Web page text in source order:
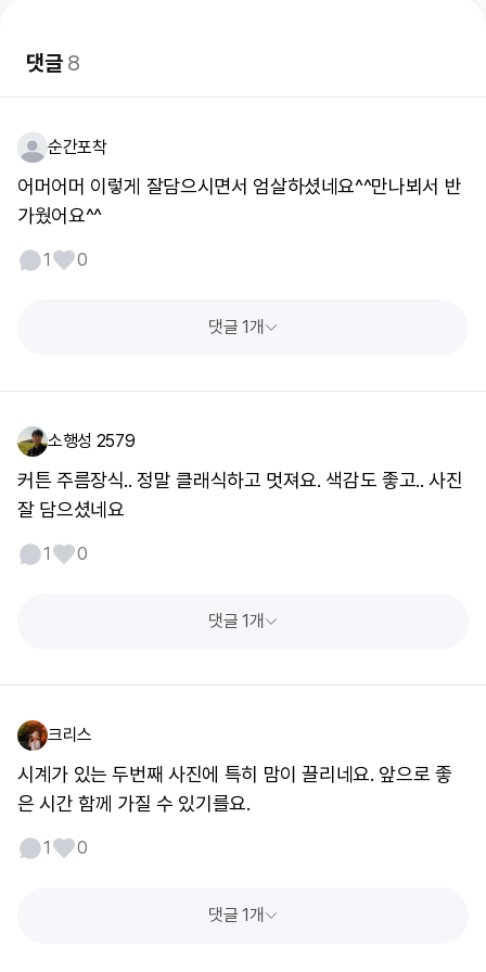
댓글8
순간포착
어머어머 이렇게 잘담으시면서 엄살하셨네요^^만나뵈서 반
가웠어요^^
1 0
댓글 1개
소행성 2579
커튼 주름장식.. 정말 클래식하고 멋져요. 색감도 좋고.. 사진
잘 담으셨네요
1 0
댓글 1개
크리스
시계가 있는 두번째 사진에 특히 맘이 끌리네요. 앞으로 좋
은 시간 함께 가질 수 있기를요.
1 0
댓글 1개